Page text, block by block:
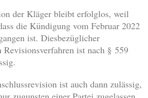
der Kläger bleibt erfolglos, weil
die Kündigung vom Februar 2022
ist. Diesbezüglicher
Revisionsverfahren ist nach § 559
ist auch dann zulässig,